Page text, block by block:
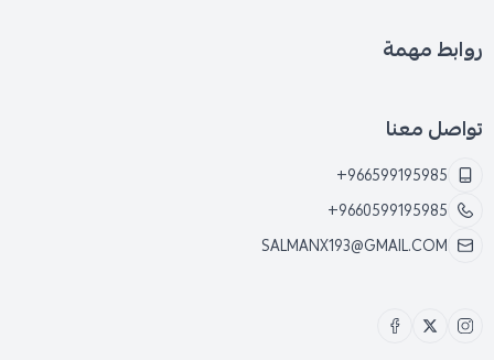
روابط مهمة
تواصل معنا
+966599195985
+9660599195985
SALMANX193@GMAIL.COM